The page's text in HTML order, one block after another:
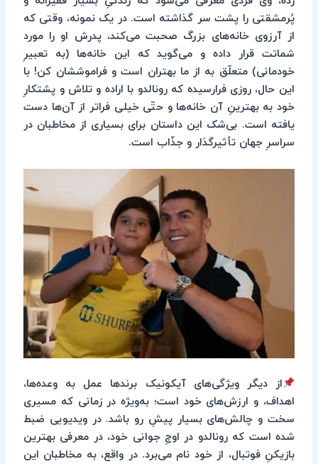
پُرمشقتی را پشت سر گذاشته است. در یک نمونه، وقتی که
از آرزوی خانه‌های بزرگ صحبت می‌کند، پدرش او را مورد
شماتت قرار داده و می‌گوید که این خانه‌ها (به تعبیرِ
خودمانی) متعلّق به از ما بهتران است و فراموششان کن! با
این حال، روزی فرارسیده که رونالدو با اراده و تلاش و پشتکارِ
خود به بهترینِ آن خانه‌ها و حتّی خیلی فراتر از آن‌ها دست
یافته است. بی‌شک این داستان برای بسیاری از مخاطبان در
سراسرِ جهان تأثیرگذار و جذّاب است.
از دیگر ویژگی‌های آیکونیک برندها عمل به وعده‌ها،
اهداف، و ارزش‌های خود است؛ به‌ویژه در زمانی که مسیری
سخت و چالش‌های بسیار پیشِ رو باشد. در ویدیویی ضبط
شده است که رونالدو در اوجِ جوانی خود، در معرفی بهترین
بازیکنِ فوتبال، از خود نام می‌برد. در واقع، به مخاطبان این